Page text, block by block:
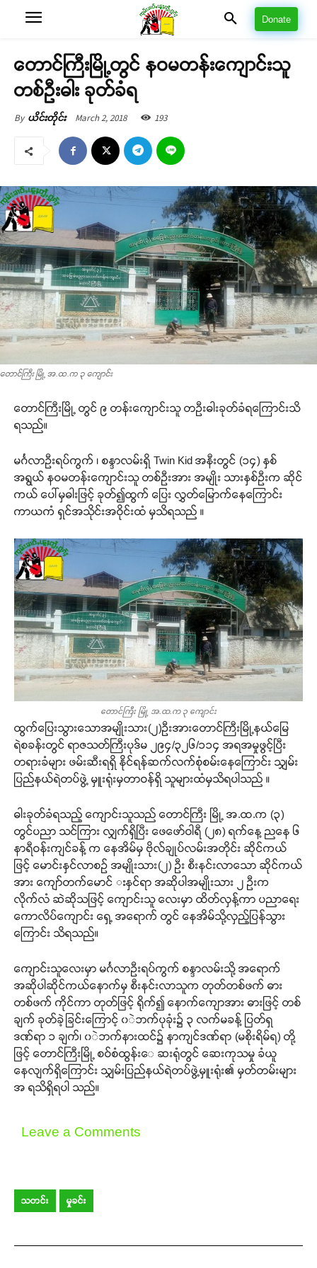
Donate
တောင်ကြီးမြို့တွင် နဝမတန်းကျောင်းသူ
တစ်ဦးဓါး ခုတ်ခံရ
By ယိင်းတိုင်း March 2, 2018 193
တောင်ကြီး မြို့ အ.ထ.က ၃ ကျောင်း
တောင်ကြီးမြို့ တွင် ၉ တန်းကျောင်းသူ တဦးဓါးခုတ်ခံရကြောင်းသိ
ရသည်။
မင်္ဂလာဦးရပ်ကွက် ၊ စန္ဒာလမ်းရှိ Twin Kid အနီးတွင် (၁၄) နှစ်
အရွယ် နဝမတန်းကျောင်းသူ တစ်ဦးအား အမျိုး သားနှစ်ဦးက ဆိုင်
ကယ် ပေါ်မှဓါးဖြင့် ခုတ်၍ထွက် ပြေး လွှတ်မြောက်နေကြောင်း
ကာယကံ ရှင်အသိုင်းအဝိုင်းထံ မှသိရသည် ။
တောင်ကြီး မြို့ အ.ထ.က ၃ ကျောင်း
ထွက်ပြေးသွားသောအမျိုးသား(၂)ဦးအားတောင်ကြီးမြို့နယ်မြေ
ရဲစခန်းတွင် ရာဇသတ်ကြီးပုဒ်မ ၂၉၄/၃၂၆/၁၁၄ အရအမှုဖွင့်ပြီး
တရားခံများ ဖမ်းဆီးရရှိ နိုင်ရန်ဆက်လက်စုံစမ်းနေကြောင်း သျှမ်း
ပြည်နယ်ရဲတပ်ဖွဲ့ မှူးရုံးမှတာဝန်ရှိ သူများထံမှသိရပါသည် ။
ဓါးခုတ်ခံရသည့် ကျောင်းသူသည် တောင်ကြီး မြို့ အ.ထ.က (၃)
တွင်ပညာ သင်ကြား လျှက်ရှိပြီး ဖေဖော်ဝါရီ (၂၈) ရက်နေ့ ညနေ ၆
နာရီဝန်းကျင်ခန့် က နေအိမ်မှ ဗိုလ်ချုပ်လမ်းအတိုင်း ဆိုင်ကယ်
ဖြင့် မောင်းနှင်လာစဉ် အမျိုးသား(၂) ဦး စီးနင်းလာသော ဆိုင်ကယ်
အား ကျော်တက်မောင် းနှင်ရာ အဆိုပါအမျိုးသား ၂ ဦးက
လိုက်လံ ဆဲဆိုသဖြင့် ကျောင်းသူ လေးမှာ ထိတ်လှန့်ကာ ပညာရေး
ကောလိပ်ကျောင်း ရှေ့ အရောက် တွင် နေအိမ်သို့လှည့်ပြန်သွား
ကြောင်း သိရသည်။
ကျောင်းသူလေးမှာ မင်္ဂလာဦးရပ်ကွက် စန္ဒာလမ်းသို့ အရောက်
အဆိုပါဆိုင်ကယ်နောက်မှ စီးနင်းလာသူက တုတ်တစ်ဖက် ဓား
တစ်ဖက် ကိုင်ကာ တုတ်ဖြင့် ရိုက်၍ နောက်ကျောအား ဓားဖြင့် တစ်
ချက် ခုတ်ခဲ့ခြင်းကြောင့် ၀ဲဘက်ပုခုံး၌ ၃ လက်မခန့် ပြတ်ရှ
ဒဏ်ရာ ၁ ချက်၊ ၀ဲဘက်နားထင်၌ နာကျင်ဒဏ်ရာ (မစိုးရိမ်ရ) တို့
ဖြင့် တောင်ကြီးမြို့ စဝ်စံထွန်းေ ဆးရုံတွင် ဆေးကုသမှု ခံယူ
နေလျက်ရှိကြောင်း သျှမ်းပြည်နယ်ရဲတပ်ဖွဲ့မှူးရုံး၏ မှတ်တမ်းများ
အ ရသိရှိရပါ သည်။
Leave a Comments
သတင်း မှုခင်း